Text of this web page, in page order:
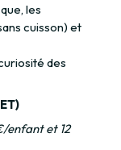
les
cuisson) et
des
enfant et 12